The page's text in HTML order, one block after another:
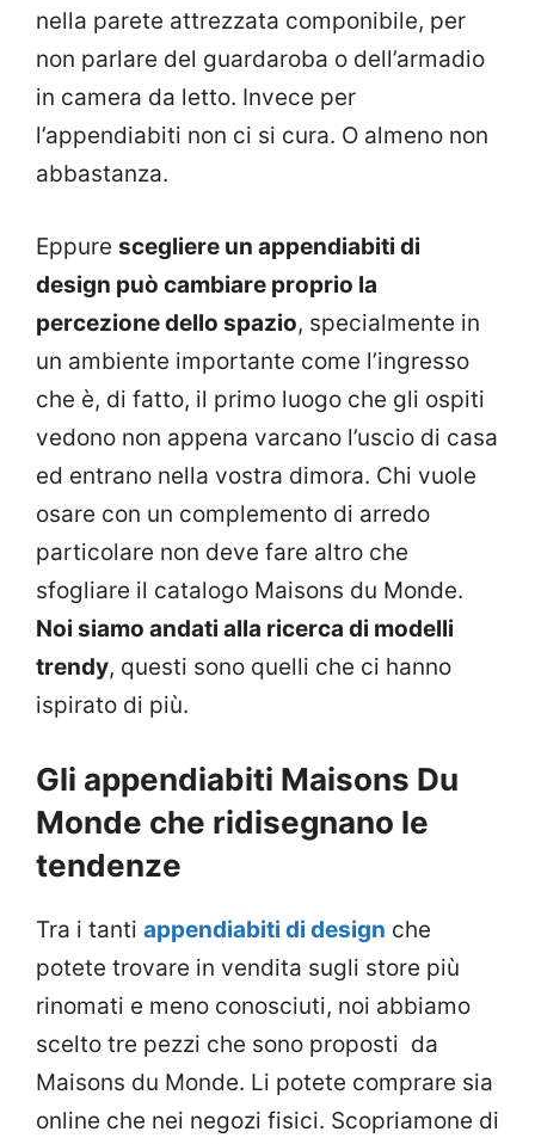
nella parete attrezzata componibile, per
non parlare del guardaroba o dell’armadio
in camera da letto. Invece per
l’appendiabiti non ci si cura. O almeno non
abbastanza.
Eppure scegliere un appendiabiti di
design può cambiare proprio la
percezione dello spazio, specialmente in
un ambiente importante come l’ingresso
che è, di fatto, il primo luogo che gli ospiti
vedono non appena varcano l’uscio di casa
ed entrano nella vostra dimora. Chi vuole
osare con un complemento di arredo
particolare non deve fare altro che
sfogliare il catalogo Maisons du Monde.
Noi siamo andati alla ricerca di modelli
trendy, questi sono quelli che ci hanno
ispirato di più.
Gli appendiabiti Maisons Du
Monde che ridisegnano le
tendenze
Tra i tanti appendiabiti di design che
potete trovare in vendita sugli store più
rinomati e meno conosciuti, noi abbiamo
scelto tre pezzi che sono proposti da
Maisons du Monde. Li potete comprare sia
online che nei negozi fisici. Scopriamone di